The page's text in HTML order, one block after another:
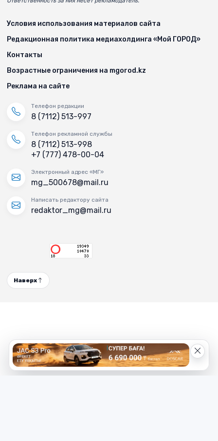
Условия использования материалов сайта
Редакционная политика медиахолдинга «Мой ГОРОД»
Контакты
Возрастные ограничения на mgorod.kz
Реклама на сайте
Телефон редакции
8 (7112) 513-997
Телефон рекламной службы
8 (7112) 513-998
+7 (777) 478-00-04
Электронный адрес «МГ»
mg_500678@mail.ru
Написать редактору сайта
redaktor_mg@mail.ru
Наверх